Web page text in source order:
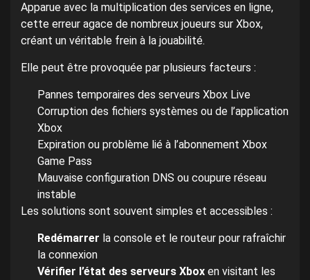
Apparue avec la multiplication des services en ligne,
cette erreur agace de nombreux joueurs sur Xbox,
créant un véritable frein à la jouabilité.
Elle peut être provoquée par plusieurs facteurs :
Pannes temporaires des serveurs Xbox Live
Corruption des fichiers systèmes ou de l’application
Xbox
Expiration ou problème lié à l’abonnement Xbox
Game Pass
Mauvaise configuration DNS ou coupure réseau
instable
Les solutions sont souvent simples et accessibles :
Redémarrer la console et le routeur pour rafraîchir
la connexion
Vérifier l’état des serveurs Xbox en visitant les